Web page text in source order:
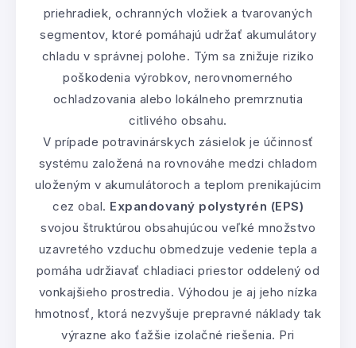
priehradiek, ochranných vložiek a tvarovaných
segmentov, ktoré pomáhajú udržať akumulátory
chladu v správnej polohe. Tým sa znižuje riziko
poškodenia výrobkov, nerovnomerného
ochladzovania alebo lokálneho premrznutia
citlivého obsahu.
V prípade potravinárskych zásielok je účinnosť
systému založená na rovnováhe medzi chladom
uloženým v akumulátoroch a teplom prenikajúcim
cez obal. Expandovaný polystyrén (EPS)
svojou štruktúrou obsahujúcou veľké množstvo
uzavretého vzduchu obmedzuje vedenie tepla a
pomáha udržiavať chladiaci priestor oddelený od
vonkajšieho prostredia. Výhodou je aj jeho nízka
hmotnosť, ktorá nezvyšuje prepravné náklady tak
výrazne ako ťažšie izolačné riešenia. Pri